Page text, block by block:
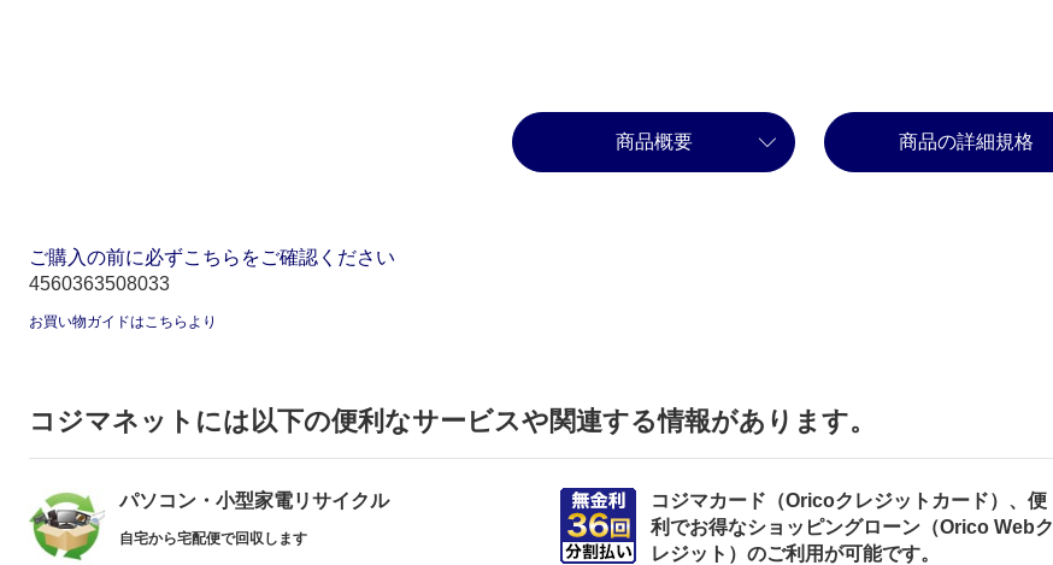
商品概要 商品の詳細規格
ご購入の前に必ずこちらをご確認ください
4560363508033
お買い物ガイドはこちらより
コジマネットには以下の便利なサービスや関連する情報があります。
パソコン・小型家電リサイクル
自宅から宅配便で回収します
コジマカード（Oricoクレジットカード）、便
利でお得なショッピングローン（Orico Webク
レジット）のご利用が可能です。